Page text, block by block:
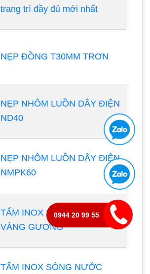
trang trí đầy đủ mới nhất
NẸP ĐỒNG T30MM TRƠN
NẸP NHÔM LUỒN DÂY ĐIỆN
ND40
NẸP NHÔM LUỒN DÂY ĐIỆN
NMPK60
TẤM INOX SÓNG NƯỚC
VÀNG GƯƠNG
TẤM INOX SÓNG NƯỚC
0944 20 99 55